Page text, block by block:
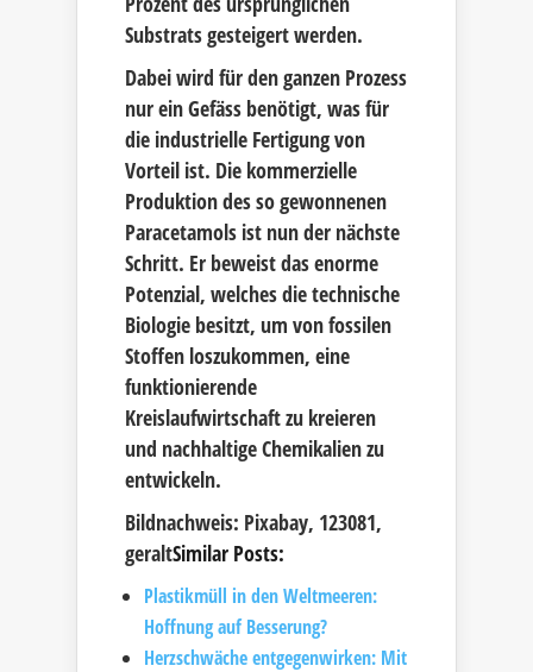
Substrats gesteigert werden.
Dabei wird für den ganzen Prozess
nur ein Gefäss benötigt, was für
die industrielle Fertigung von
Vorteil ist. Die kommerzielle
Produktion des so gewonnenen
Paracetamols ist nun der nächste
Schritt. Er beweist das enorme
Potenzial, welches die technische
Biologie besitzt, um von fossilen
Stoffen loszukommen, eine
funktionierende
Kreislaufwirtschaft zu kreieren
und nachhaltige Chemikalien zu
entwickeln.
Bildnachweis: Pixabay, 123081,
geraltSimilar Posts:
Plastikmüll in den Weltmeeren:
Hoffnung auf Besserung?
Herzschwäche entgegenwirken: Mit